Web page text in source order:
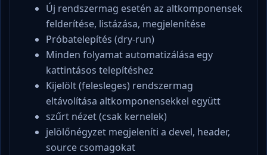
Új rendszermag esetén az altkomponensek
felderítése, listázása, megjelenítése
Próbatelepítés (dry-run)
Minden folyamat automatizálása egy
kattintásos telepítéshez
Kijelölt (felesleges) rendszermag
eltávolítása altkomponensekkel együtt
szűrt nézet (csak kernelek)
jelölőnégyzet megjeleníti a devel, header,
source csomagokat